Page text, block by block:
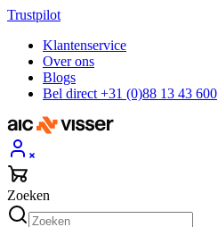
Trustpilot
Klantenservice
Over ons
Blogs
Bel direct +31 (0)88 13 43 600
Zoeken